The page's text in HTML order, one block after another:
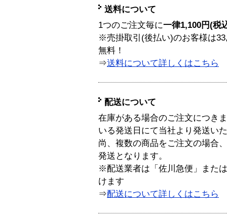
送料について
1つのご注文毎に一律1,100円(税
※売掛取引(後払い)のお客様は
無料！
⇒送料について詳しくはこちら
配送について
在庫がある場合のご注文につき
いる発送日にて当社より発送い
尚、複数の商品をご注文の場合
発送となります。
※配送業者は「佐川急便」また
けます
⇒配送について詳しくはこちら